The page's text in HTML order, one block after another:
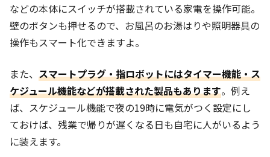
などの本体にスイッチが搭載されている家電を操作可能。
壁のボタンも押せるので、お風呂のお湯はりや照明器具の
操作もスマート化できますよ。
また、 スマートプラグ・指ロボットにはタイマー機能・ス
ケジュール機能などが搭載された製品もあります。例え
ば、スケジュール機能で夜の19時に電気がつく設定にし
ておけば、残業で帰りが遅くなる日も自宅に人がいるよう
に装えます。